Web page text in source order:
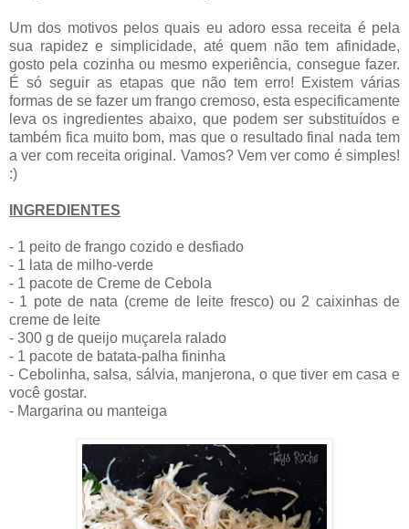
Um dos motivos pelos quais eu adoro essa receita é pela
sua rapidez e simplicidade, até quem não tem afinidade,
gosto pela cozinha ou mesmo experiência, consegue fazer.
É só seguir as etapas que não tem erro! Existem várias
formas de se fazer um frango cremoso, esta especificamente
leva os ingredientes abaixo, que podem ser substituídos e
também fica muito bom, mas que o resultado final nada tem
a ver com receita original. Vamos? Vem ver como é simples!
:)
INGREDIENTES
- 1 peito de frango cozido e desfiado
- 1 lata de milho-verde
- 1 pacote de Creme de Cebola
- 1 pote de nata (creme de leite fresco) ou 2 caixinhas de
creme de leite
- 300 g de queijo muçarela ralado
- 1 pacote de batata-palha fininha
- Cebolinha, salsa, sálvia, manjerona, o que tiver em casa e
você gostar.
- Margarina ou manteiga